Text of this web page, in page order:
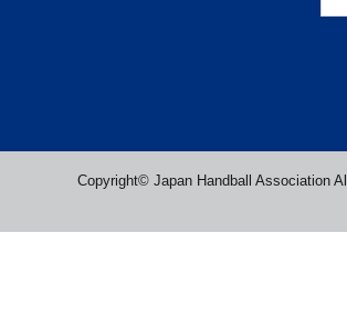
Copyright© Japan Handball Association